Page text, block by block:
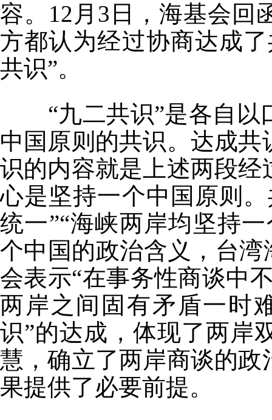
容。12月3日，海基会回
方都认为经过协商达成
共识”。
“九二共识”是各自以
中国原则的共识。达成
识的内容就是上述两段
心是坚持一个中国原则
统一”“海峡两岸均坚持
个中国的政治含义，台
会表示“在事务性商谈中
两岸之间固有矛盾一时
识”的达成，体现了两岸
慧，确立了两岸商谈的
果提供了必要前提。